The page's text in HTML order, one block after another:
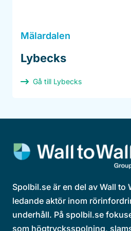
Mälardalen
Lybecks
Gå till Lybecks
Spolbil.se är en del av Wall to
ledande aktör inom
underhåll. På spolbil.se
som högtrycksspolning,